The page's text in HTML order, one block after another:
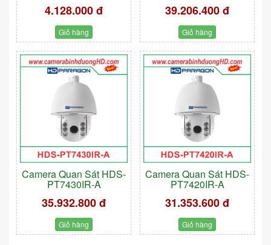
4.128.000 đ
Giỏ hàng
39.206.400 đ
Giỏ hàng
Camera Quan Sát HDS-
PT7430IR-A
35.932.800 đ
Giỏ hàng
Camera Quan Sát HDS-
PT7420IR-A
31.353.600 đ
Giỏ hàng